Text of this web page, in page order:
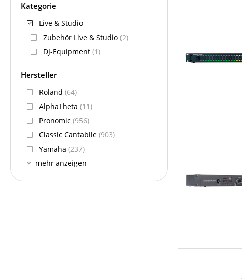
Kategorie
Live & Studio
Zubehör Live & Studio (2)
DJ-Equipment (1)
Hersteller
Roland (64)
AlphaTheta (11)
Pronomic (956)
Classic Cantabile (903)
Yamaha (237)
mehr anzeigen